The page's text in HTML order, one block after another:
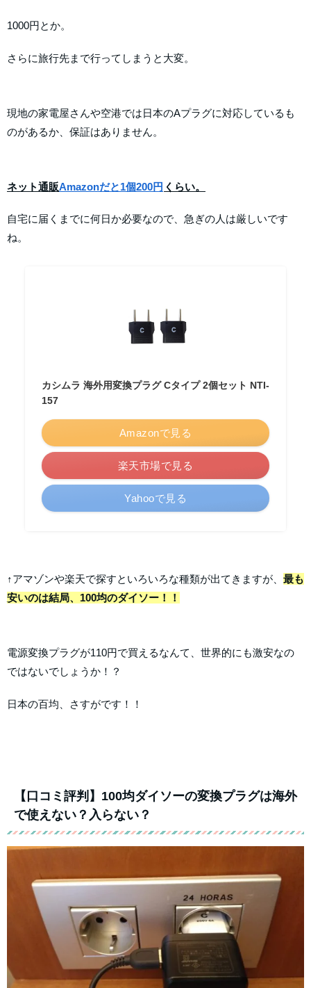
1000円とか。
さらに旅行先まで行ってしまうと大変。
現地の家電屋さんや空港では日本のAプラグに対応しているも
のがあるか、保証はありません。
ネット通販Amazonだと1個200円 くらい。
自宅に届くまでに何日か必要なので、急ぎの人は厳しいです
ね。
カシムラ 海外用変換プラグ Cタイプ 2個セット NTI-
157
Amazonで見る
楽天市場で見る
Yahooで見る
↑アマゾンや楽天で探すといろいろな種類が出てきますが、 最も
安いのは結局、100均のダイソー！！
電源変換プラグが110円で買えるなんて、世界的にも激安なの
ではないでしょうか！？
日本の百均、さすがです！！
【口コミ評判】100均ダイソーの変換プラグは海外
で使えない？入らない？